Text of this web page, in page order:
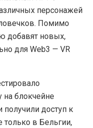
персонажей
Помимо
добавят новых,
для Web3 — VR
блокчейне
получили доступ к
в Бельгии,